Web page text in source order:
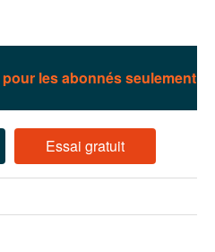
pour les abonnés seulement
Essai gratuit